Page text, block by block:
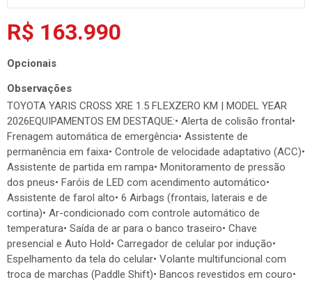
R$ 163.990
Opcionais
Observações
TOYOTA YARIS CROSS XRE 1.5 FLEXZERO KM | MODEL YEAR
2026EQUIPAMENTOS EM DESTAQUE:• Alerta de colisão frontal•
Frenagem automática de emergência• Assistente de
permanência em faixa• Controle de velocidade adaptativo (ACC)•
Assistente de partida em rampa• Monitoramento de pressão
dos pneus• Faróis de LED com acendimento automático•
Assistente de farol alto• 6 Airbags (frontais, laterais e de
cortina)• Ar-condicionado com controle automático de
temperatura• Saída de ar para o banco traseiro• Chave
presencial e Auto Hold• Carregador de celular por indução•
Espelhamento da tela do celular• Volante multifuncional com
troca de marchas (Paddle Shift)• Bancos revestidos em couro•